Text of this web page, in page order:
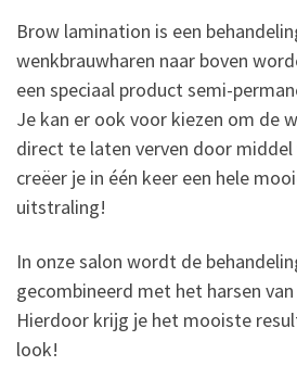
Brow lamination is een
wenkbrauwharen naar boven
een speciaal product semi-
Je kan er ook voor kiezen om de
direct te laten verven door
creëer je in één keer een hele
uitstraling!
In onze salon wordt de
gecombineerd met het harsen
Hierdoor krijg je het mooiste
look!